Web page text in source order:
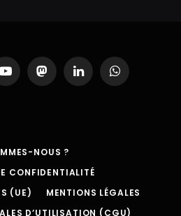
YouTubeMastodonLinkedInWhatsApp
NOUS ?
CONFIDENTIALITÉ
(UE)
MENTIONS LÉGALES
D’UTILISATION (CGU)